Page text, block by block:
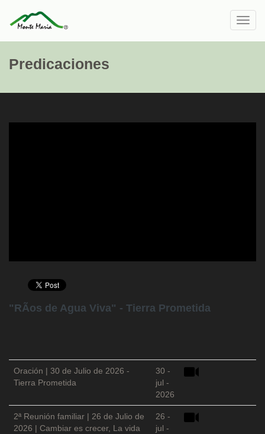
Predicaciones
"RÃ­os de Agua Viva" - Tierra Prometida
Oración | 30 de Julio de 2026 -
Tierra Prometida
30 -
jul -
2026
2ª Reunión familiar | 26 de Julio de
2026 | Cambiar es crecer, La vida
26 -
jul -